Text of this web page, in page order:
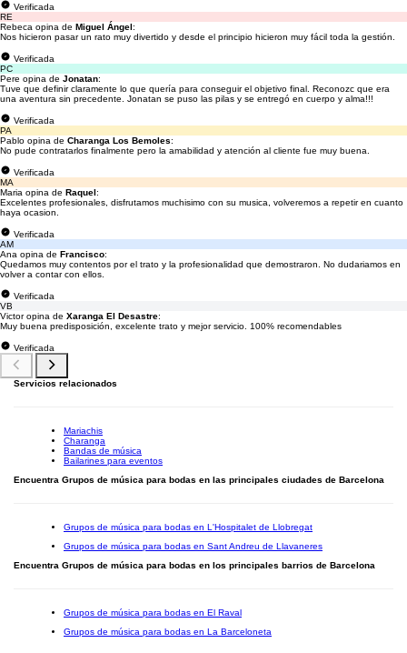
Verificada
RE
Rebeca opina de Miguel Ángel:
Nos hicieron pasar un rato muy divertido y desde el principio hicieron muy fácil toda la gestión.
Verificada
PC
Pere opina de Jonatan:
Tuve que definir claramente lo que quería para conseguir el objetivo final. Reconozc que era
una aventura sin precedente. Jonatan se puso las pilas y se entregó en cuerpo y alma!!!
Verificada
PA
Pablo opina de Charanga Los Bemoles:
No pude contratarlos finalmente pero la amabilidad y atención al cliente fue muy buena.
Verificada
MA
Maria opina de Raquel:
Excelentes profesionales, disfrutamos muchisimo con su musica, volveremos a repetir en cuanto
haya ocasion.
Verificada
AM
Ana opina de Francisco:
Quedamos muy contentos por el trato y la profesionalidad que demostraron. No dudariamos en
volver a contar con ellos.
Verificada
VB
Victor opina de Xaranga El Desastre:
Muy buena predisposición, excelente trato y mejor servicio. 100% recomendables
Verificada
Servicios relacionados
Mariachis
Charanga
Bandas de música
Bailarines para eventos
Encuentra Grupos de música para bodas en las principales ciudades de Barcelona
Grupos de música para bodas en L'Hospitalet de Llobregat
Grupos de música para bodas en Sant Andreu de Llavaneres
Encuentra Grupos de música para bodas en los principales barrios de Barcelona
Grupos de música para bodas en El Raval
Grupos de música para bodas en La Barceloneta